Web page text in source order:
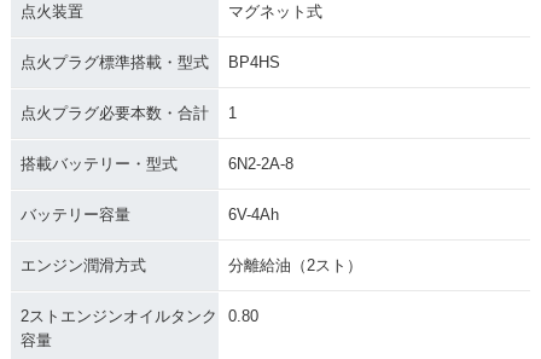
点火装置 マグネット式
点火プラグ標準搭載・型式 BP4HS
点火プラグ必要本数・合計 1
搭載バッテリー・型式 6N2-2A-8
バッテリー容量 6V-4Ah
エンジン潤滑方式 分離給油（2スト）
2ストエンジンオイルタンク
容量
0.80